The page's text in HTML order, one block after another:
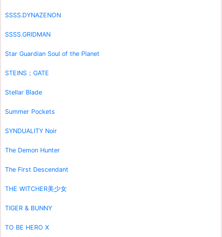
SSSS.DYNAZENON
SSSS.GRIDMAN
Star Guardian Soul of the Planet
STEINS；GATE
Stellar Blade
Summer Pockets
SYNDUALITY Noir
The Demon Hunter
The First Descendant
THE WITCHER美少女
TIGER & BUNNY
TO BE HERO X